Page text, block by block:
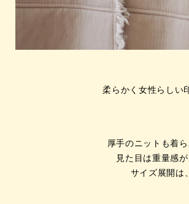
柔らかく女性らしい
厚手のニットも着
見た目は重量感
サイズ展開は